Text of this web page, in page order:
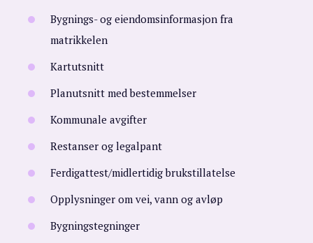
Bygnings- og eiendomsinformasjon fra
matrikkelen
Kartutsnitt
Planutsnitt med bestemmelser
Kommunale avgifter
Restanser og legalpant
Ferdigattest/midlertidig brukstillatelse
Opplysninger om vei, vann og avløp
Bygningstegninger